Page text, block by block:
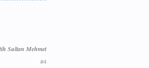
Sultan Mehmet
#4